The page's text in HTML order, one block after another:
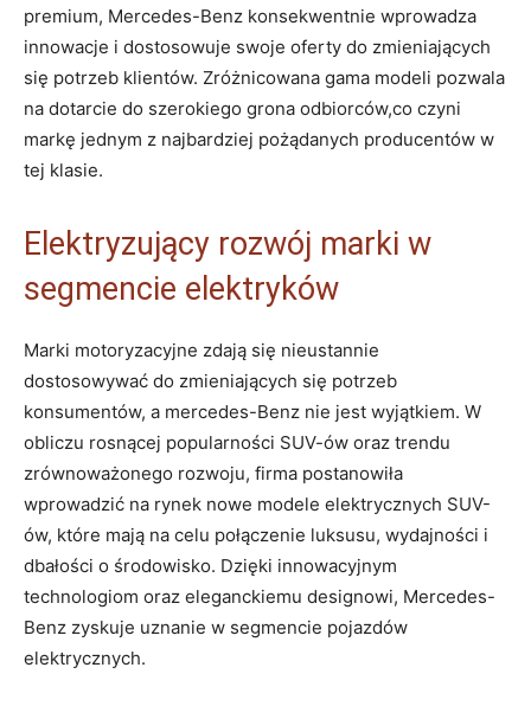
premium, Mercedes-Benz konsekwentnie wprowadza
innowacje i dostosowuje swoje oferty do zmieniających
się potrzeb klientów. Zróżnicowana gama modeli pozwala
na dotarcie do szerokiego grona odbiorców,co czyni
markę jednym z najbardziej pożądanych producentów w
tej klasie.
Elektryzujący rozwój marki w
segmencie elektryków
Marki motoryzacyjne zdają się nieustannie
dostosowywać do zmieniających się potrzeb
konsumentów, a mercedes-Benz nie jest wyjątkiem. W
obliczu rosnącej popularności SUV-ów oraz trendu
zrównoważonego rozwoju, firma postanowiła
wprowadzić na rynek nowe modele elektrycznych SUV-
ów, które mają na celu połączenie luksusu, wydajności i
dbałości o środowisko. Dzięki innowacyjnym
technologiom oraz eleganckiemu designowi, Mercedes-
Benz zyskuje uznanie w segmencie pojazdów
elektrycznych.